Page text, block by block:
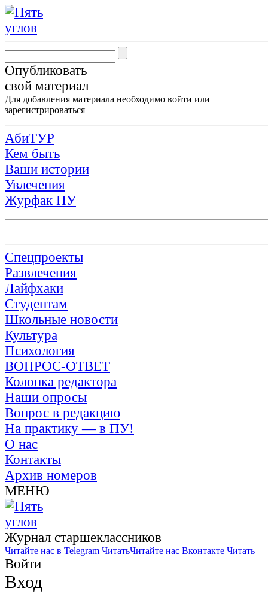
Опубликовать
свой материал
Для добавления материала необходимо войти или
зарегистрироваться
АбиТУР
Кем быть
Ваши истории
Увлечения
Журфак ПУ
Спецпроекты
Развлечения
Лайфхаки
Студентам
Школьные новости
Культура
Психология
ВОПРОС-ОТВЕТ
Колонка редактора
Наши опросы
Вопрос в редакцию
На практику — в ПУ!
О нас
Контакты
Архив номеров
МЕНЮ
Журнал старшекласcников
Читайте нас в Telegram ЧитатьЧитайте нас Вконтакте Читать
Войти
Вход